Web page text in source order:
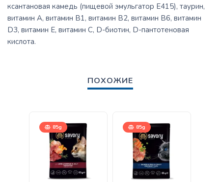
ксантановая камедь (пищевой эмульгатор E415), таурин,
витамин А, витамин В1, витамин В2, витамин В6, витамин
D3, витамин E, витамин C, D-биотин, D-пантотеновая
кислота.
ПОХОЖИЕ
85g 85g